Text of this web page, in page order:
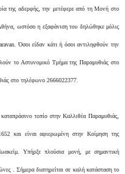
της αδερφής, την μετέφερε από τη Μονή στο
ωστόσο η εξαφάνιση του δηλώθηκε μόλις
Όσοι είδαν κάτι ή όσοι αντιληφθούν την
το Αστυνομικό Τμήμα της Παραμυθιάς στο
στο τηλέφωνο 2666022377.
τοπίο στην Καλλιθέα Παραμυθιάς,
και είναι αφιερωμένη στην Κοίμηση της
Υπήρξε πλούσια μονή, με σημαντική
. Σήμερα διατηρείται σε καλή κατάσταση το